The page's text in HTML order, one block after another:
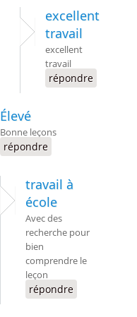
excellent
travail
excellent
travail
répondre
Élevé
Bonne leçons
répondre
travail à
école
Avec des
recherche pour
bien
comprendre le
leçon
répondre